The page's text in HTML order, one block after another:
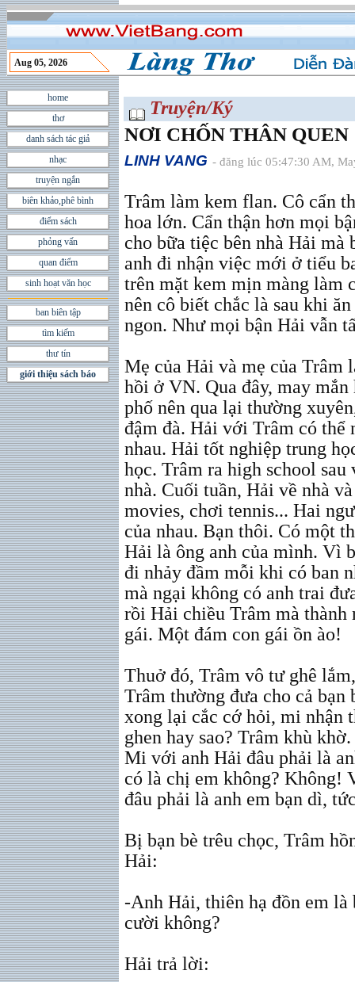
Aug 05, 2026
home
thơ
danh sách tác giả
nhạc
truyện ngắn
biên khảo,phê bình
điểm sách
phỏng vấn
quan điểm
sinh hoạt văn học
ban biên tập
tìm kiếm
thư tín
giới thiệu sách báo
Truyện/Ký
NƠI CHỐN THÂN QUEN
LINH VANG - đăng lúc 05:47:30 AM,
Trâm làm kem flan. Cô cẩn
hoa lớn. Cẩn thận hơn mọi
cho bữa tiệc bên nhà Hải mà
anh đi nhận việc mới ở tiểu
trên mặt kem mịn màng làm
nên cô biết chắc là sau khi
ngon. Như mọi bận Hải vẫn
Mẹ của Hải và mẹ của Trâm
hồi ở VN. Qua đây, may
phố nên qua lại thường
đậm đà. Hải với Trâm có
nhau. Hải tốt nghiệp trung
học. Trâm ra high school
nhà. Cuối tuần, Hải về nhà
movies, chơi tennis... Hai
của nhau. Bạn thôi. Có một
Hải là ông anh của mình. Vì
đi nhảy đầm mỗi khi có ban
mà ngại không có anh trai
rồi Hải chiều Trâm mà thành
gái. Một đám con gái ồn ào!
Thuở đó, Trâm vô tư ghê
Trâm thường đưa cho cả
xong lại cắc cớ hỏi, mi nhận
ghen hay sao? Trâm khù
Mi với anh Hải đâu phải là
có là chị em không? Không!
đâu phải là anh em bạn dì,
Bị bạn bè trêu chọc, Trâm
Hải:
-Anh Hải, thiên hạ đồn em là
cười không?
Hải trả lời: